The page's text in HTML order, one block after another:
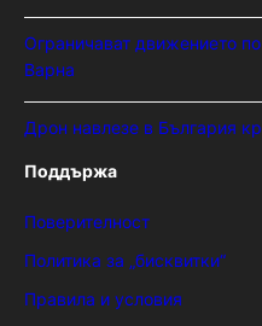
Ограничават движението
Варна
Дрон навлезе в България
Поддържа
Поверителност
Политика за „бисквитки“
Правила и условия